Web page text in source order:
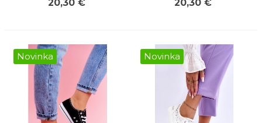
20,30 € 20,30 €
Novinka Novinka